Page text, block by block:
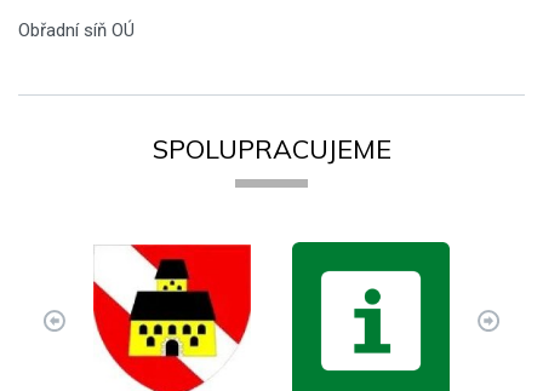
Obřadní síň OÚ
SPOLUPRACUJEME